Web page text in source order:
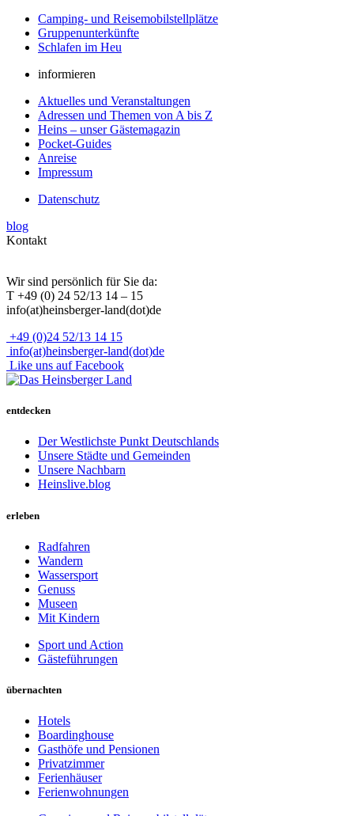
Camping- und Reisemobilstellplätze
Gruppenunterkünfte
Schlafen im Heu
informieren
Aktuelles und Veranstaltungen
Adressen und Themen von A bis Z
Heins – unser Gästemagazin
Pocket-Guides
Anreise
Impressum
Datenschutz
blog
Kontakt
Wir sind persönlich für Sie da:
T +49 (0) 24 52/13 14 – 15
info(at)heinsberger-land(dot)de
+49 (0)24 52/13 14 15
info(at)heinsberger-land(dot)de
Like uns auf Facebook
entdecken
Der Westlichste Punkt Deutschlands
Unsere Städte und Gemeinden
Unsere Nachbarn
Heinslive.blog
erleben
Radfahren
Wandern
Wassersport
Genuss
Museen
Mit Kindern
Sport und Action
Gästeführungen
übernachten
Hotels
Boardinghouse
Gasthöfe und Pensionen
Privatzimmer
Ferienhäuser
Ferienwohnungen